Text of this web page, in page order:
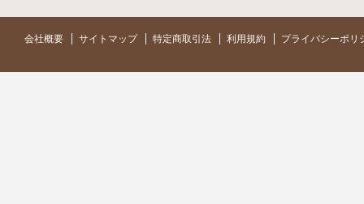
会社概要 サイトマップ 特定商取引法 利用規約 プライバシーポリ